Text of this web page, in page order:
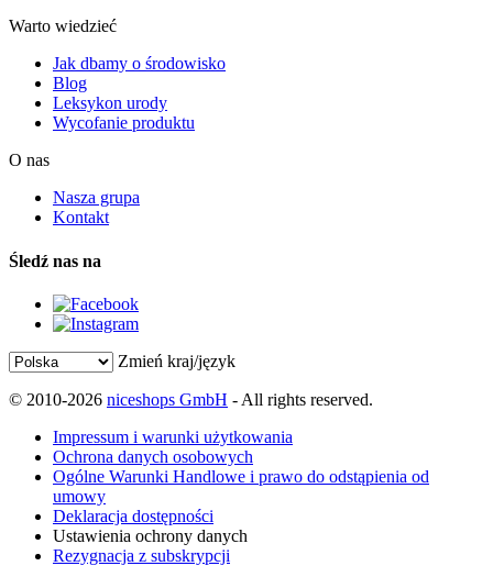
Warto wiedzieć
Jak dbamy o środowisko
Blog
Leksykon urody
Wycofanie produktu
O nas
Nasza grupa
Kontakt
Śledź nas na
Zmień kraj/język
© 2010-2026 niceshops GmbH - All rights reserved.
Impressum i warunki użytkowania
Ochrona danych osobowych
Ogólne Warunki Handlowe i prawo do odstąpienia od
umowy
Deklaracja dostępności
Ustawienia ochrony danych
Rezygnacja z subskrypcji